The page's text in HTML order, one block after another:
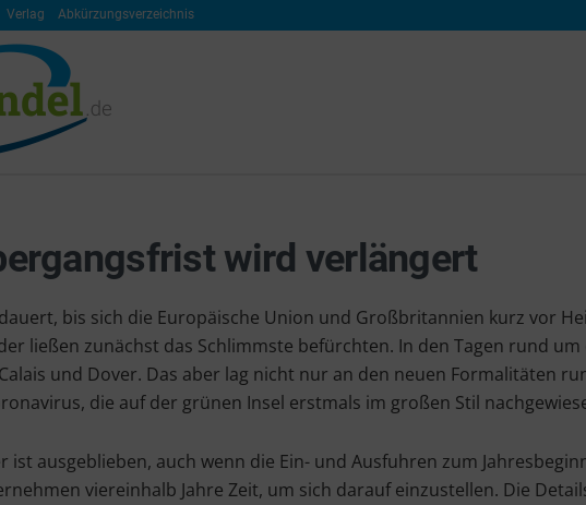
Verlag Abkürzungsverzeichnis
wird verlängert
bis sich die Europäische Union und Großbritannien kurz vor
ließen zunächst das Schlimmste befürchten. In den Tagen rund
und Dover. Das aber lag nicht nur an den neuen Formalitäten
die auf der grünen Insel erstmals im großen Stil
ist ausgeblieben, auch wenn die Ein- und Ausfuhren zum
viereinhalb Jahre Zeit, um sich darauf einzustellen. Die